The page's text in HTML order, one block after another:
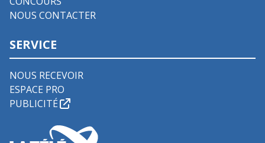
NOUS CONTACTER
SERVICE
NOUS RECEVOIR
ESPACE PRO
PUBLICITÉ